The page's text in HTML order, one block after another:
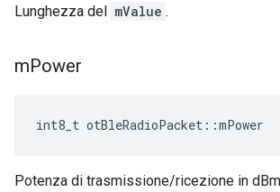
Lunghezza del mValue .
mPower
int8_t otBleRadioPacket ::mPower
Potenza di trasmissione/ricezione in